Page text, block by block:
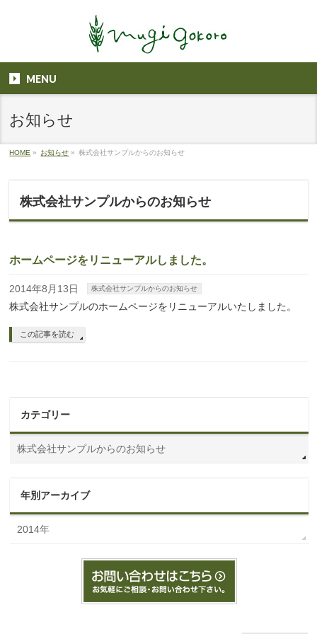
MENU
お知らせ
HOME » お知らせ » 株式会社サンプルからのお知らせ
株式会社サンプルからのお知らせ
ホームページをリニューアルしました。
2014年8月13日 株式会社サンプルからのお知らせ
株式会社サンプルのホームページをリニューアルいたしました。
この記事を読む
カテゴリー
株式会社サンプルからのお知らせ
年別アーカイブ
2014年